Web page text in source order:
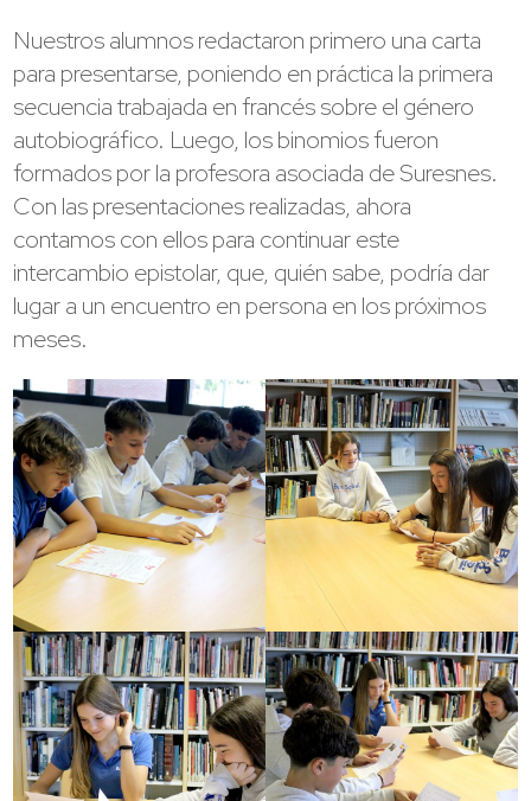
Nuestros alumnos redactaron primero una carta
para presentarse, poniendo en práctica la primera
secuencia trabajada en francés sobre el género
autobiográfico. Luego, los binomios fueron
formados por la profesora asociada de Suresnes.
Con las presentaciones realizadas, ahora
contamos con ellos para continuar este
intercambio epistolar, que, quién sabe, podría dar
lugar a un encuentro en persona en los próximos
meses.